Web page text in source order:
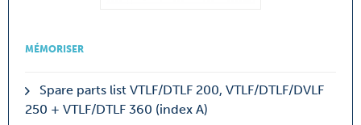
MÉMORISER
Spare parts list VTLF/DTLF 200, VTLF/DTLF/DVLF
250 + VTLF/DTLF 360 (index A)